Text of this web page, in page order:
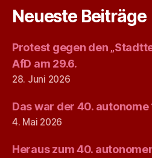
Neueste Beiträge
Protest gegen den
AfD am 29.6.
28. Juni 2026
Das war der 40. autonome
4. Mai 2026
Heraus zum 40.